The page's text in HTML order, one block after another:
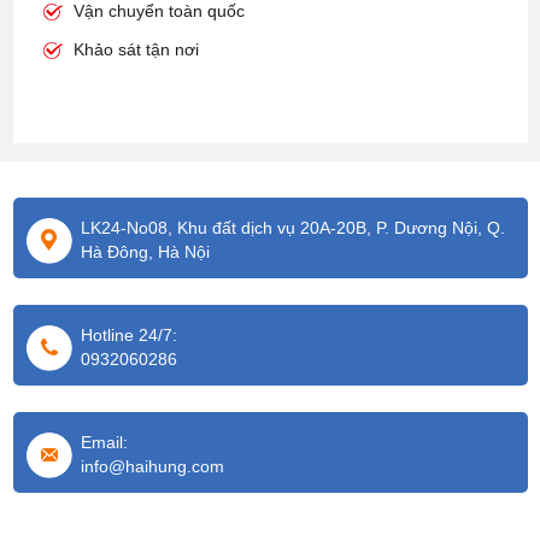
Vận chuyển toàn quốc
Khảo sát tận nơi
LK24-No08, Khu đất dịch vụ 20A-20B, P. Dương Nội, Q.
Hà Đông, Hà Nội
Hotline 24/7:
0932060286
Email:
info@haihung.com